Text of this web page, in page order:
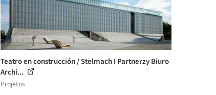
Teatro en construcción / Stelmach I Partnerzy Biuro
Archi...
Projetos